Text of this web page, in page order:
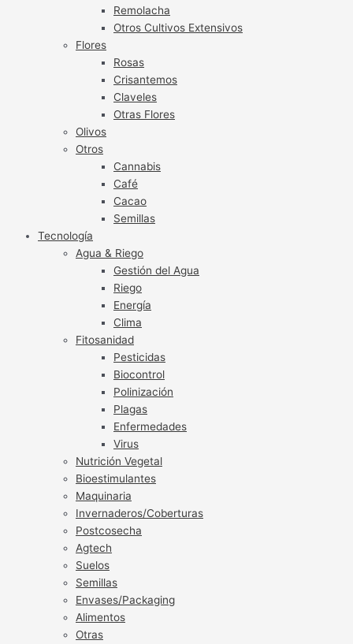
Remolacha
Otros Cultivos Extensivos
Flores
Rosas
Crisantemos
Claveles
Otras Flores
Olivos
Otros
Cannabis
Café
Cacao
Semillas
Tecnología
Agua & Riego
Gestión del Agua
Riego
Energía
Clima
Fitosanidad
Pesticidas
Biocontrol
Polinización
Plagas
Enfermedades
Virus
Nutrición Vegetal
Bioestimulantes
Maquinaria
Invernaderos/Coberturas
Postcosecha
Agtech
Suelos
Semillas
Envases/Packaging
Alimentos
Otras